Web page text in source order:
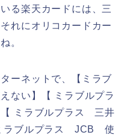
る楽天カードには、三
れにオリコカードカー
。
ーネットで、【ミラブ
い】【 ミラブルプラ
ミラブルプラス 三井
ラブルプラス JCB 使